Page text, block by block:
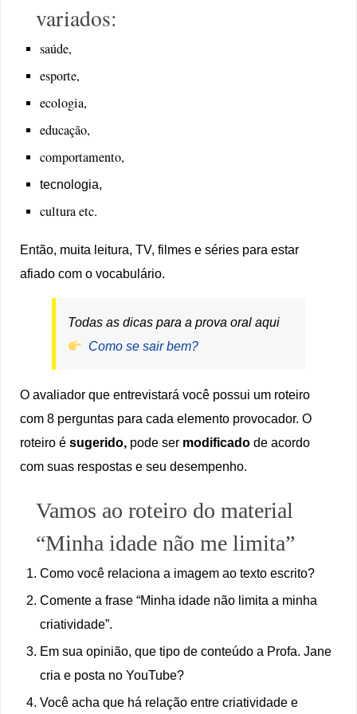
variados:
saúde,
esporte,
ecologia,
educação,
comportamento,
tecnologia,
cultura etc.
Então, muita leitura, TV, filmes e séries para estar
afiado com o vocabulário.
Todas as dicas para a prova oral aqui
Como se sair bem?
O avaliador que entrevistará você possui um roteiro
com 8 perguntas para cada elemento provocador. O
roteiro ésugerido, pode ser modificado de acordo
com suas respostas e seu desempenho.
Vamos ao roteiro do material
“Minha idade não me limita”
Como você relaciona a imagem ao texto escrito?
Comente a frase “Minha idade não limita a minha
criatividade”.
Em sua opinião, que tipo de conteúdo a Profa. Jane
cria e posta no YouTube?
Você acha que há relação entre criatividade e